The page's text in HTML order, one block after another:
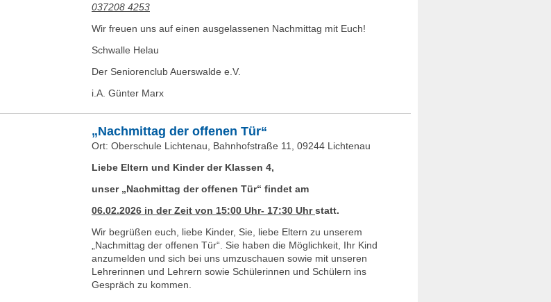
037208 4253
Wir freuen uns auf einen ausgelassenen Nachmittag mit Euch!
Schwalle Helau
Der Seniorenclub Auerswalde e.V.
i.A. Günter Marx
„Nachmittag der offenen Tür“
Ort: Oberschule Lichtenau, Bahnhofstraße 11, 09244 Lichtenau
Liebe Eltern und Kinder der Klassen 4,
unser „Nachmittag der offenen Tür“ findet am
06.02.2026 in der Zeit von 15:00 Uhr- 17:30 Uhrstatt.
Wir begrüßen euch, liebe Kinder, Sie, liebe Eltern zu unserem
„Nachmittag der offenen Tür“. Sie haben die Möglichkeit, Ihr Kind
anzumelden und sich bei uns umzuschauen sowie mit unseren
Lehrerinnen und Lehrern sowie Schülerinnen und Schülern ins
Gespräch zu kommen.